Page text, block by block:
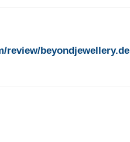
beyondjewellery.de